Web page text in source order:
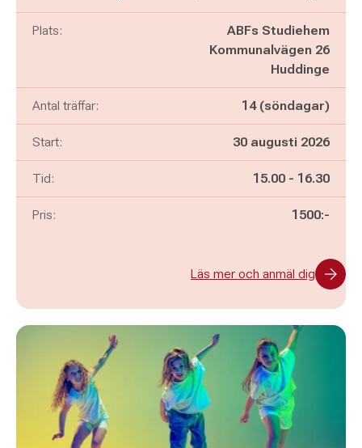
Plats:
ABFs Studiehem
Kommunalvägen 26
Huddinge
Antal träffar: 14 (söndagar)
Start: 30 augusti 2026
Tid: Pågår mellan
15.00 - och
16.30
Pris: 1500:-
Läs mer och anmäl dig